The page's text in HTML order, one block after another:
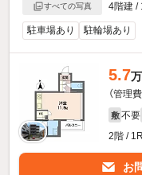
すべての写真
4階建 /
駐車場あり 駐輪場あり
5.7
（管理
敷 不要
2階 /
お